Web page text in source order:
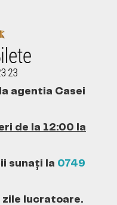
agentia Casei
de la 12:00 la
sunați la 0749
zile lucratoare.